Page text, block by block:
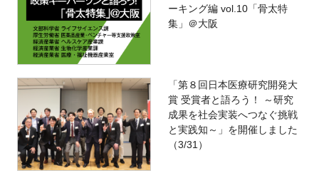
ーキング編 vol.10「骨太特
集」＠大阪
「第８回日本医療研究開発大
賞 受賞者と語ろう！ ～研究
成果を社会実装へつなぐ挑戦
と実践知～」を開催しました
（3/31）